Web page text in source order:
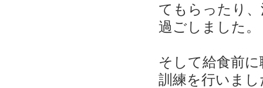
てもらったり
過ごしました。
そして給食前
訓練を行いま